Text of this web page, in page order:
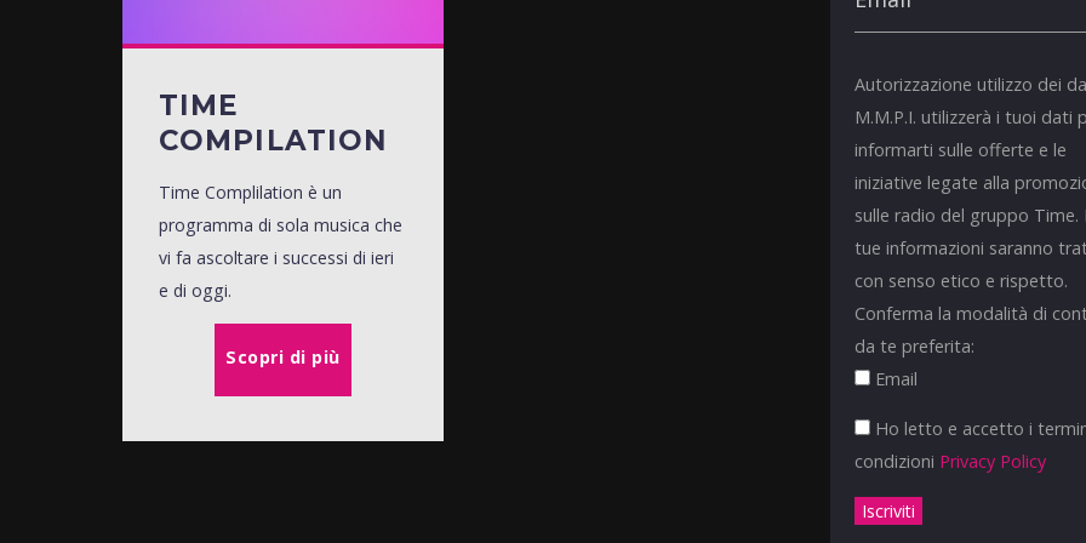
TIME
COMPILATION
Time Complilation è un
programma di sola musica che
vi fa ascoltare i successi di ieri
e di oggi.
Scopri di più
Autorizzazione utilizzo dei
M.M.P.I. utilizzerà i tuoi dati
informarti sulle offerte e le
iniziative legate alla
sulle radio del gruppo Time.
tue informazioni saranno
con senso etico e rispetto.
Conferma la modalità di
da te preferita:
Email
Ho letto e accetto i
condizioni Privacy Policy